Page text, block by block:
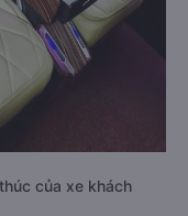
của xe khách